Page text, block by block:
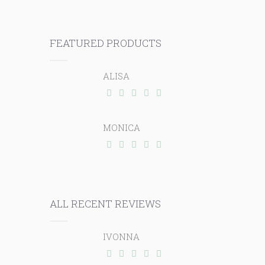
FEATURED PRODUCTS
ALISA
MONICA
ALL RECENT REVIEWS
IVONNA